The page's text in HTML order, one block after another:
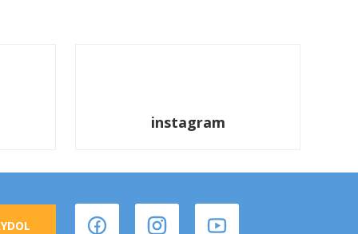
instagram